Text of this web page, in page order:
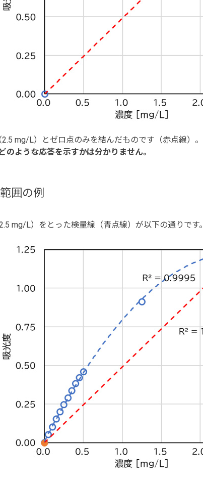
mg/L）とゼロ点のみを結んだものです（赤点線）。
のような応答を示すかは分かりません。
囲の例
mg/L）をとった検量線（青点線）が以下の通りです。